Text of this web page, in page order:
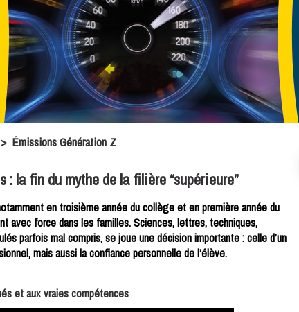
> Émissions Génération Z
la fin du mythe de la filière “supérieure”
en troisième année du collège et en première année du
avec force dans les familles. Sciences, lettres, techniques,
parfois mal compris, se joue une décision importante : celle d’un
mais aussi la confiance personnelle de l’élève.
et aux vraies compétences